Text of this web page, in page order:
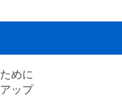
めに
ップ